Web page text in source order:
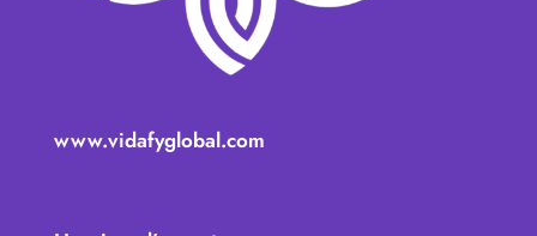
www.vidafyglobal.com